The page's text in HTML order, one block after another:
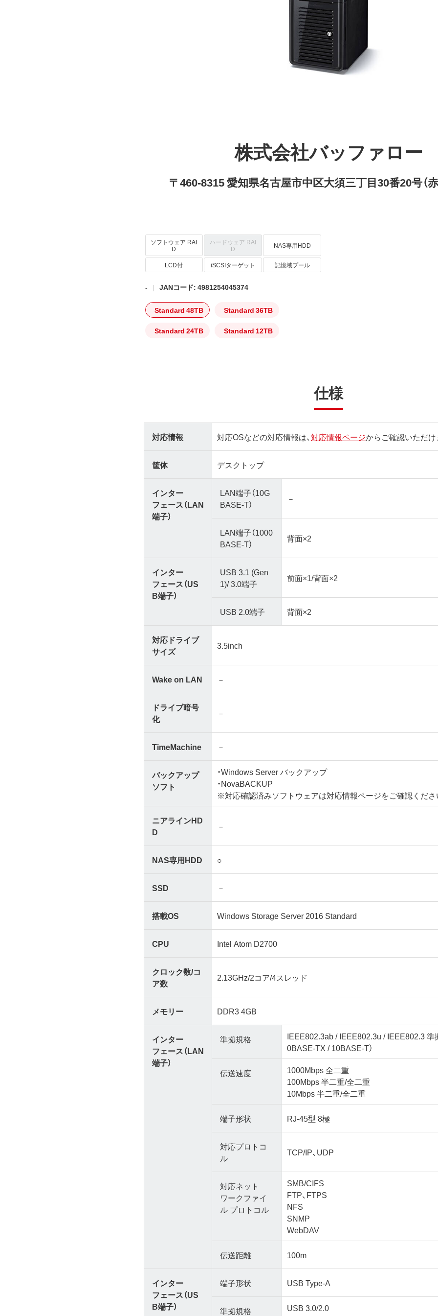
株式会社バッファロー
〒460-8315 愛知県名古屋市中区大須三丁目30番20号（
ソフトウェア RAI
D
ハードウェア RAI
D NAS専用HDD
LCD付 iSCSIターゲット 記憶域プール
- JANコード: 4981254045374
Standard 48TB Standard 36TB
Standard 24TB Standard 12TB
仕様
対応情報 対応OSなどの対応情報は、対応情報ページからご確認いただけ
筐体 デスクトップ
インター
フェース（LAN
端子）
LAN端子（10G
BASE-T）
－
LAN端子（1000
BASE-T）
背面×2
インター
フェース（US
B端子）
USB 3.1 (Gen
1)/ 3.0端子
前面×1/背面×2
USB 2.0端子 背面×2
対応ドライブ
サイズ
3.5inch
Wake on LAN －
ドライブ暗号
化
－
TimeMachine －
バックアップ
ソフト
・Windows Server バックアップ
・NovaBACKUP
※対応確認済みソフトウェアは対応情報ページをご確認くださ
ニアラインHD
D
－
NAS専用HDD ○
SSD －
搭載OS Windows Storage Server 2016 Standard
CPU Intel Atom D2700
クロック数/コ
ア数
2.13GHz/2コア/4スレッド
メモリー DDR3 4GB
インター
フェース（LAN
端子）
準拠規格
IEEE802.3ab / IEEE802.3u / IEEE802.3 準
0BASE-TX / 10BASE-T）
伝送速度
1000Mbps 全二重
100Mbps 半二重/全二重
10Mbps 半二重/全二重
端子形状 RJ-45型 8極
対応プロトコ
ル
TCP/IP、UDP
対応ネット
ワークファイ
ル プロトコル
SMB/CIFS
FTP、FTPS
NFS
SNMP
WebDAV
伝送距離 100m
インター
フェース（US
B端子）
端子形状 USB Type-A
準拠規格
USB 3.0/2.0